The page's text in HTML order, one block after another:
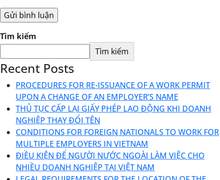
Tìm kiếm
Tìm kiếm
Recent Posts
PROCEDURES FOR RE-ISSUANCE OF A WORK PERMIT
UPON A CHANGE OF AN EMPLOYER’S NAME
THỦ TỤC CẤP LẠI GIẤY PHÉP LAO ĐỘNG KHI DOANH
NGHIỆP THAY ĐỔI TÊN
CONDITIONS FOR FOREIGN NATIONALS TO WORK FOR
MULTIPLE EMPLOYERS IN VIETNAM
ĐIỀU KIỆN ĐỂ NGƯỜI NƯỚC NGOÀI LÀM VIỆC CHO
NHIỀU DOANH NGHIỆP TẠI VIỆT NAM